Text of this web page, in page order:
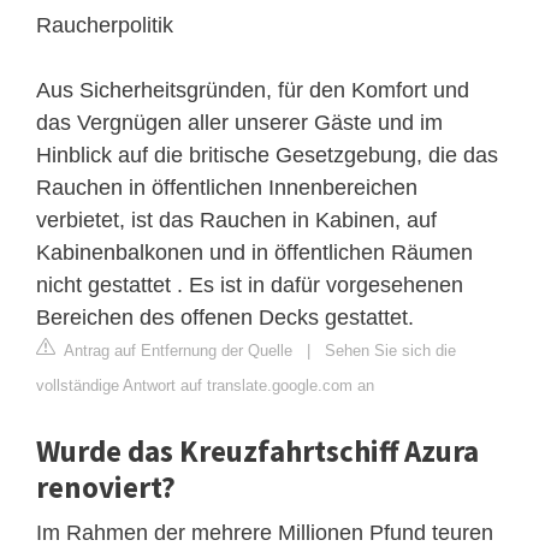
Raucherpolitik
Aus Sicherheitsgründen, für den Komfort und
das Vergnügen aller unserer Gäste und im
Hinblick auf die britische Gesetzgebung, die das
Rauchen in öffentlichen Innenbereichen
verbietet, ist das Rauchen in Kabinen, auf
Kabinenbalkonen und in öffentlichen Räumen
nicht gestattet . Es ist in dafür vorgesehenen
Bereichen des offenen Decks gestattet.
Antrag auf Entfernung der Quelle | Sehen Sie sich die
vollständige Antwort auf translate.google.com an
Wurde das Kreuzfahrtschiff Azura
renoviert?
Im Rahmen der mehrere Millionen Pfund teuren